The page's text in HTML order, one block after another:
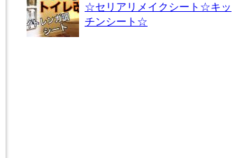
☆セリアリメイクシート☆キッ
チンシート☆